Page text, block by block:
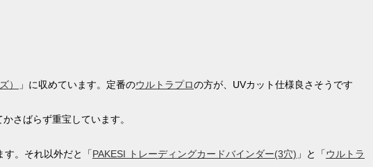
） 」に収めています。定番のウルトラプロの方が、UVカット仕様良さそうです
さばらず重宝しています。
す。それ以外だと「PAKESI トレーディングカードバインダー(3穴) 」と「ウルトラ